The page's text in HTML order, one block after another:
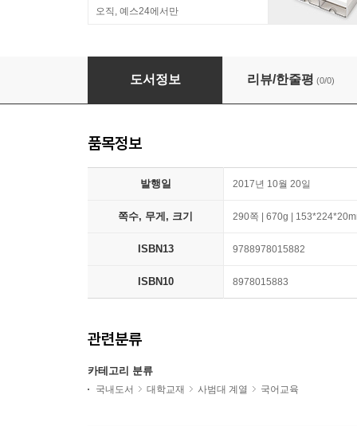
오직, 예스24에서만
경험 서사 창작교육의 이론과 실제
도서정보 리뷰/한줄평 (0/0)
품목정보
발행일 2017년 10월 20일
쪽수, 무게, 크기 290쪽 | 670g |
ISBN13 9788978015882
ISBN10 8978015883
관련분류
카테고리 분류
국내도서 대학교재 사범대 계열 국어교육